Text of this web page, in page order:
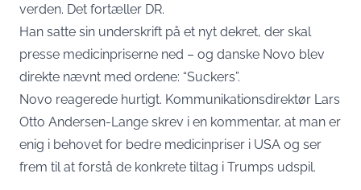
verden. Det fortæller DR.
Han satte sin underskrift på et nyt dekret, der skal
presse medicinpriserne ned – og danske Novo blev
direkte nævnt med ordene: “Suckers”.
Novo reagerede hurtigt. Kommunikationsdirektør Lars
Otto Andersen-Lange skrev i en kommentar, at man er
enig i behovet for bedre medicinpriser i USA og ser
frem til at forstå de konkrete tiltag i Trumps udspil.